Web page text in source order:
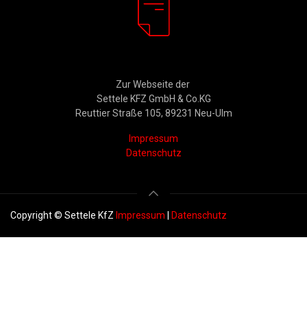
Zur Webseite der
Settele KFZ GmbH & Co.KG
Reuttier Straße 105, 89231 Neu-Ulm
Impressum
Datenschutz
Copyright © Settele KfZ Impressum Datenschutz